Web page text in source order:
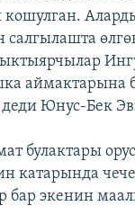
сайттары
аймактарына
Юнус-Бек
булактары
катарында
бар экенин